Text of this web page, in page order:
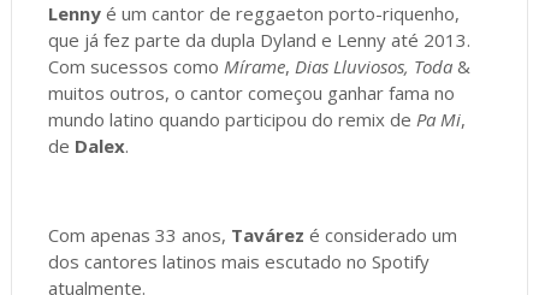
Lenny é um cantor de reggaeton porto-riquenho,
que já fez parte da dupla Dyland e Lenny até 2013.
Com sucessos como Mírame, Dias Lluviosos, Toda&
muitos outros, o cantor começou ganhar fama no
mundo latino quando participou do remix de Pa Mi,
de Dalex.
Com apenas 33 anos, Tavárez é considerado um
dos cantores latinos mais escutado no Spotify
atualmente.